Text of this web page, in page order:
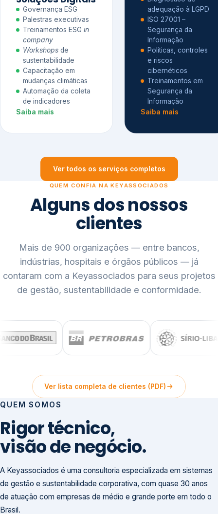
Governança ESG
Palestras executivas
Treinamentos ESG in
company
Workshops de
sustentabilidade
Capacitação em
mudanças climáticas
Automação da coleta
de indicadores
Saiba mais
adequação à LGPD
ISO 27001 –
Segurança da
Informação
Políticas, controles
e riscos
cibernéticos
Treinamentos em
Segurança da
Informação
Saiba mais
Ver todos os serviços completos
QUEM CONFIA NA KEYASSOCIADOS
Alguns dos nossos
clientes
Mais de 900 organizações — entre bancos,
indústrias, hospitais e órgãos públicos — já
contaram com a Keyassociados para seus projetos
de gestão, sustentabilidade e conformidade.
Ver lista completa de clientes (PDF)
QUEM SOMOS
Rigor técnico,
visão de negócio.
A Keyassociados é uma consultoria especializada em sistemas
de gestão e sustentabilidade corporativa, com quase 30 anos
de atuação com empresas de médio e grande porte em todo o
Brasil.